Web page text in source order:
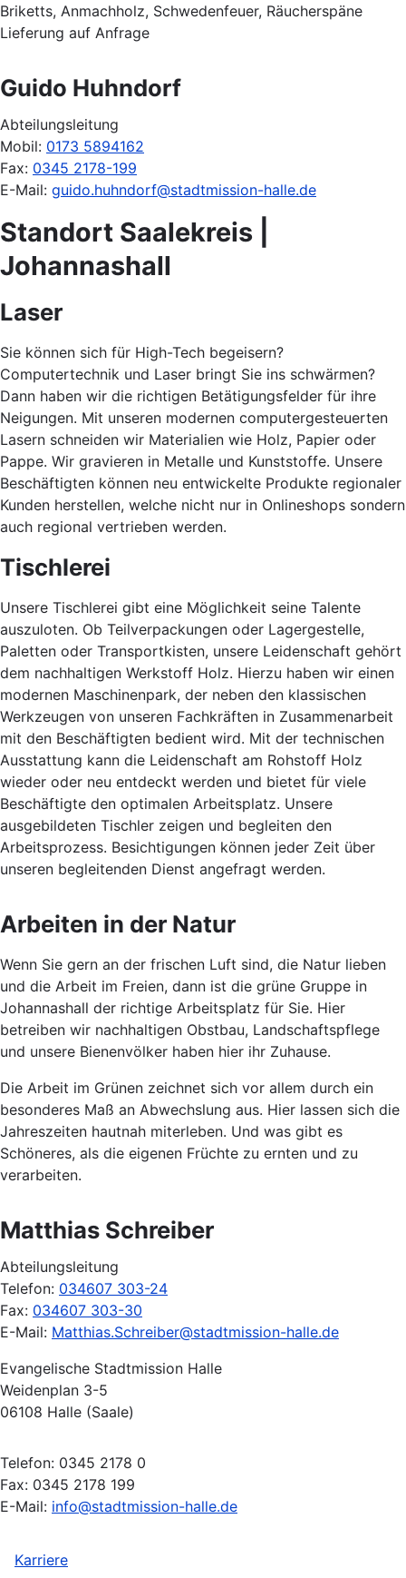
Briketts, Anmachholz, Schwedenfeuer, Räucherspäne
Lieferung auf Anfrage
Guido Huhndorf
Abteilungsleitung
Mobil: 0173 5894162
Fax: 0345 2178-199
E-Mail: guido.huhndorf@stadtmission-halle.de
Standort Saalekreis |
Johannashall
Laser
Sie können sich für High-Tech begeisern?
Computertechnik und Laser bringt Sie ins schwärmen?
Dann haben wir die richtigen Betätigungsfelder für ihre
Neigungen. Mit unseren modernen computergesteuerten
Lasern schneiden wir Materialien wie Holz, Papier oder
Pappe. Wir gravieren in Metalle und Kunststoffe. Unsere
Beschäftigten können neu entwickelte Produkte regionaler
Kunden herstellen, welche nicht nur in Onlineshops sondern
auch regional vertrieben werden.
Tischlerei
Unsere Tischlerei gibt eine Möglichkeit seine Talente
auszuloten. Ob Teilverpackungen oder Lagergestelle,
Paletten oder Transportkisten, unsere Leidenschaft gehört
dem nachhaltigen Werkstoff Holz. Hierzu haben wir einen
modernen Maschinenpark, der neben den klassischen
Werkzeugen von unseren Fachkräften in Zusammenarbeit
mit den Beschäftigten bedient wird. Mit der technischen
Ausstattung kann die Leidenschaft am Rohstoff Holz
wieder oder neu entdeckt werden und bietet für viele
Beschäftigte den optimalen Arbeitsplatz. Unsere
ausgebildeten Tischler zeigen und begleiten den
Arbeitsprozess. Besichtigungen können jeder Zeit über
unseren begleitenden Dienst angefragt werden.
Arbeiten in der Natur
Wenn Sie gern an der frischen Luft sind, die Natur lieben
und die Arbeit im Freien, dann ist die grüne Gruppe in
Johannashall der richtige Arbeitsplatz für Sie. Hier
betreiben wir nachhaltigen Obstbau, Landschaftspflege
und unsere Bienenvölker haben hier ihr Zuhause.
Die Arbeit im Grünen zeichnet sich vor allem durch ein
besonderes Maß an Abwechslung aus. Hier lassen sich die
Jahreszeiten hautnah miterleben. Und was gibt es
Schöneres, als die eigenen Früchte zu ernten und zu
verarbeiten.
Matthias Schreiber
Abteilungsleitung
Telefon: 034607 303-24
Fax: 034607 303-30
E-Mail: Matthias.Schreiber@stadtmission-halle.de
Evangelische Stadtmission Halle
Weidenplan 3-5
06108 Halle (Saale)
Telefon: 0345 2178 0
Fax: 0345 2178 199
E-Mail: info@stadtmission-halle.de
Karriere